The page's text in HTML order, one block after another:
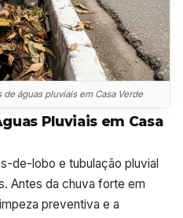
águas pluviais em Casa Verde
Pluviais em Casa
de-lobo e tubulação pluvial
Antes da chuva forte em
preventiva e a